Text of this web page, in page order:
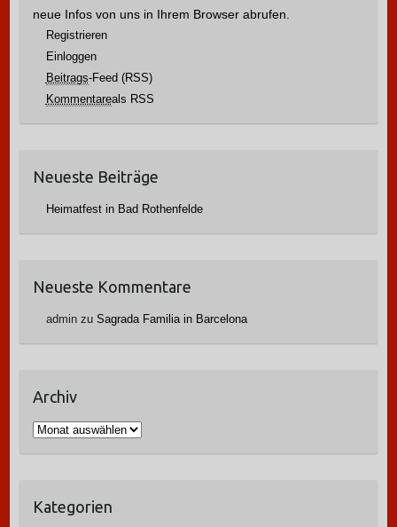
neue Infos von uns in Ihrem Browser abrufen.
Registrieren
Einloggen
Beitrags-Feed (RSS)
Kommentareals RSS
Neueste Beiträge
Heimatfest in Bad Rothenfelde
Neueste Kommentare
adminzu Sagrada Familia in Barcelona
Archiv
A
iKategorien